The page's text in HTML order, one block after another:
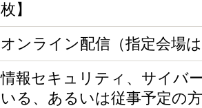
枚】
オンライン配信（指定会場
情報セキュリティ、サイバ
いる、あるいは従事予定の方